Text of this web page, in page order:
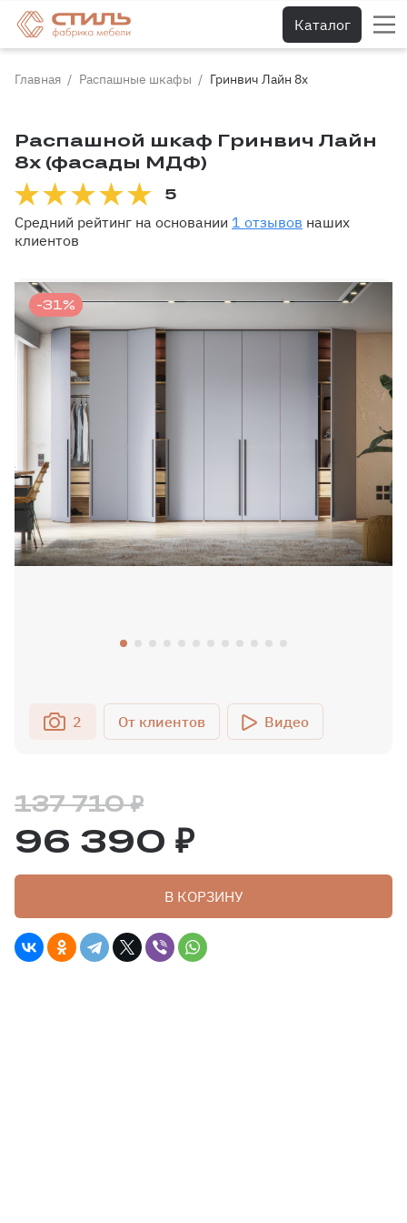
Каталог
Главная Распашные шкафы Гринвич Лайн 8х
-31%
2 Видео
Распашной шкаф Гринвич Лайн
8х (фасады МДФ)
5
Средний рейтинг на основании 1 отзывов наших
клиентов
137 710 ₽
96 390 ₽
В КОРЗИНУ